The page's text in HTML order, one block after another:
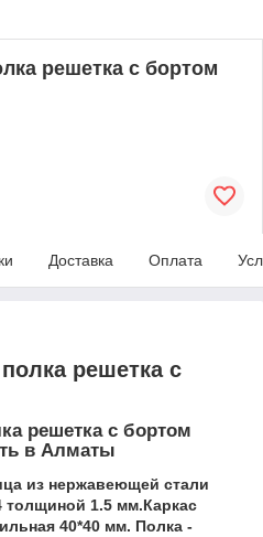
решетка с бортом
Доставка Оплата
решетка с
решетка с бортом
в Алматы
из нержавеющей стали
толщиной 1.5 мм.Каркас
40*40 мм. Полка -